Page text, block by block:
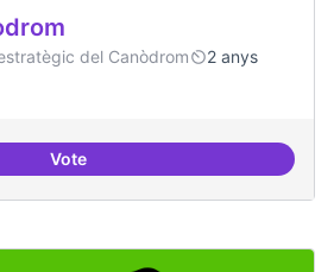
del Canòdrom
2 anys
VoteErasmus Canòdrom